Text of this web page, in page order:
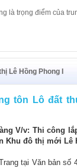
giáp với trục đường
tỉnh Khánh Hoà, Khu
Lê Hồng Phong I
tôn Lô đất
V/v: Thi công
đô thị mới Lê
tại Văn bản số